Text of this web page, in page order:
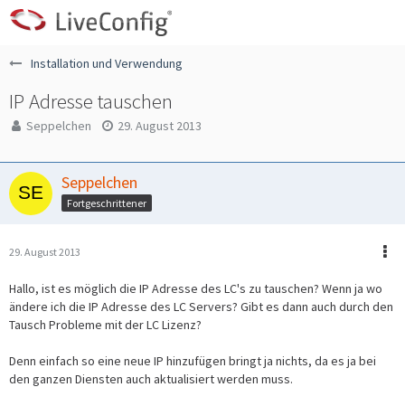
Installation und Verwendung
IP Adresse tauschen
Seppelchen 29. August 2013
Seppelchen
Fortgeschrittener
29. August 2013
Hallo, ist es möglich die IP Adresse des LC's zu tauschen? Wenn ja wo
ändere ich die IP Adresse des LC Servers? Gibt es dann auch durch den
Tausch Probleme mit der LC Lizenz?
Denn einfach so eine neue IP hinzufügen bringt ja nichts, da es ja bei
den ganzen Diensten auch aktualisiert werden muss.